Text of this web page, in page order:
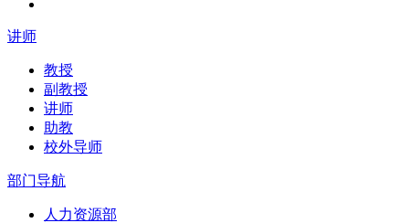
讲师
教授
副教授
讲师
助教
校外导师
部门导航
人力资源部